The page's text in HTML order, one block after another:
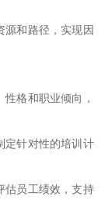
和路径，实现因
格和职业倾向，
定针对性的培训计
估员工绩效，支持